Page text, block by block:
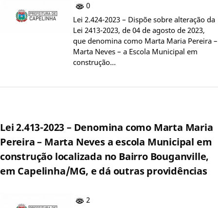
0
Lei 2.424-2023 – Dispõe sobre alteração da
Lei 2413-2023, de 04 de agosto de 2023,
que denomina como Marta Maria Pereira –
Marta Neves – a Escola Municipal em
construção…
Lei 2.413-2023 – Denomina como Marta Maria
Pereira – Marta Neves a escola Municipal em
construção localizada no Bairro Bouganville,
em Capelinha/MG, e dá outras providências
2